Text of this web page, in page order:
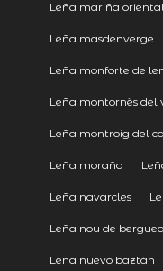
Leña mariña
Leña masdenverge
Leña monforte de
Leña montornès del
Leña montroig del
Leña moraña
Leña navarcles
Leña nou de
Leña nuevo baztán